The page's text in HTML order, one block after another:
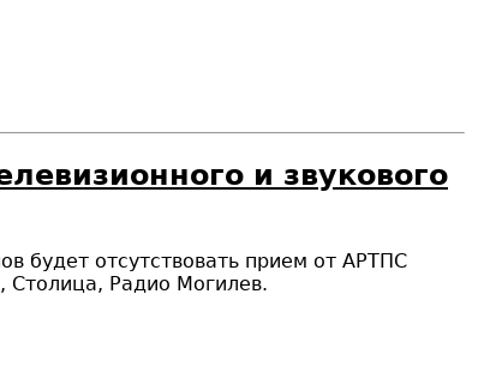
и звукового
будет отсутствовать прием от АРТПС
Столица, Радио Могилев.